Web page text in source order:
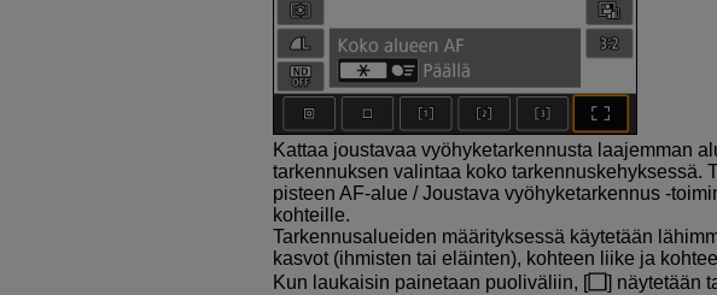
Kattaa joustavaa vyöhyketarkennusta laajemman
tarkennuksen valintaa koko tarkennuskehyksessä.
pisteen AF-alue / Joustava vyöhyketarkennus
kohteille.
Tarkennusalueiden määrityksessä käytetään
kasvot (ihmisten tai eläinten), kohteen liike ja
Kun laukaisin painetaan puoliväliin, [
] näytetään